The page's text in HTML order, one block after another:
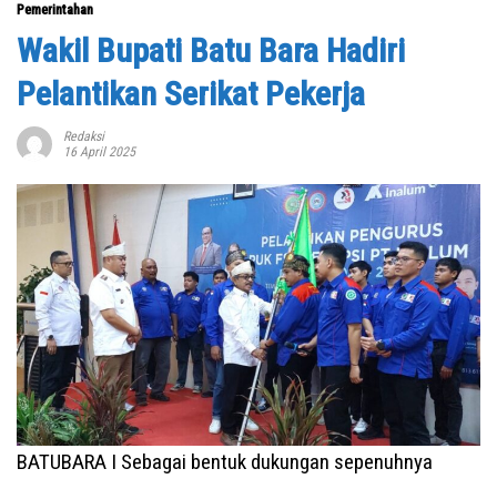
Pemerintahan
Wakil Bupati Batu Bara Hadiri
Pelantikan Serikat Pekerja
Redaksi
16 April 2025
BATUBARA I Sebagai bentuk dukungan sepenuhnya